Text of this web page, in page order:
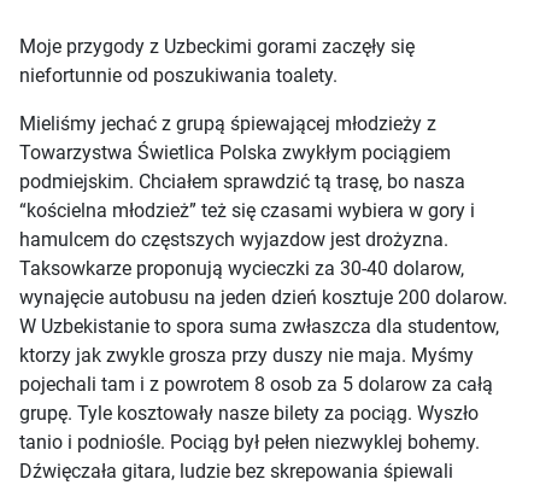
Moje przygody z Uzbeckimi gorami zaczęły się
niefortunnie od poszukiwania toalety.
Mieliśmy jechać z grupą śpiewającej młodzieży z
Towarzystwa Świetlica Polska zwykłym pociągiem
podmiejskim. Chciałem sprawdzić tą trasę, bo nasza
“kościelna młodzież” też się czasami wybiera w gory i
hamulcem do częstszych wyjazdow jest drożyzna.
Taksowkarze proponują wycieczki za 30-40 dolarow,
wynajęcie autobusu na jeden dzień kosztuje 200 dolarow.
W Uzbekistanie to spora suma zwłaszcza dla studentow,
ktorzy jak zwykle grosza przy duszy nie maja. Myśmy
pojechali tam i z powrotem 8 osob za 5 dolarow za całą
grupę. Tyle kosztowały nasze bilety za pociąg. Wyszło
tanio i podniośle. Pociąg był pełen niezwyklej bohemy.
Dźwięczała gitara, ludzie bez skrepowania śpiewali